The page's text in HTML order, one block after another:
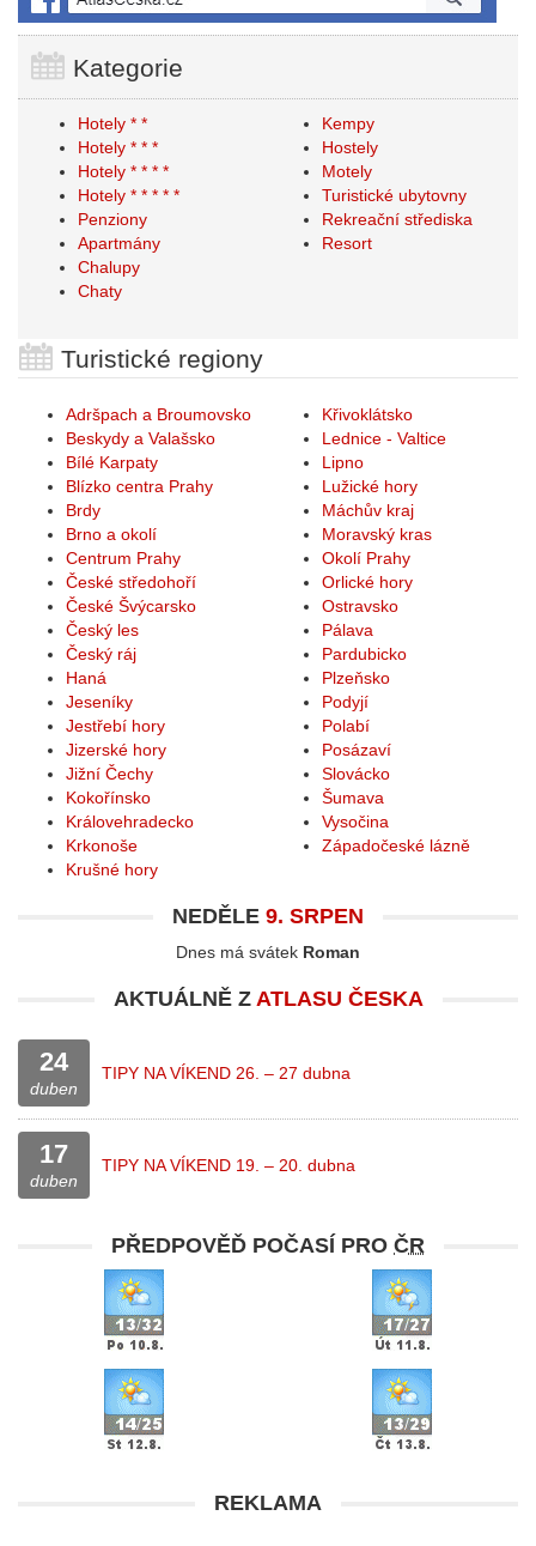
Kategorie
Hotely * *
Hotely * * *
Hotely * * * *
Hotely * * * * *
Penziony
Apartmány
Chalupy
Chaty
Kempy
Hostely
Motely
Turistické ubytovny
Rekreační střediska
Resort
Turistické regiony
Adršpach a Broumovsko
Beskydy a Valašsko
Bílé Karpaty
Blízko centra Prahy
Brdy
Brno a okolí
Centrum Prahy
České středohoří
České Švýcarsko
Český les
Český ráj
Haná
Jeseníky
Jestřebí hory
Jizerské hory
Jižní Čechy
Kokořínsko
Královehradecko
Krkonoše
Krušné hory
Křivoklátsko
Lednice - Valtice
Lipno
Lužické hory
Máchův kraj
Moravský kras
Okolí Prahy
Orlické hory
Ostravsko
Pálava
Pardubicko
Plzeňsko
Podyjí
Polabí
Posázaví
Slovácko
Šumava
Vysočina
Západočeské lázně
NEDĚLE 9. SRPEN
Dnes má svátek Roman
AKTUÁLNĚ Z ATLASU ČESKA
24
duben
TIPY NA VÍKEND 26. – 27 dubna
17
duben
TIPY NA VÍKEND 19. – 20. dubna
PŘEDPOVĚĎ POČASÍ PRO ČR
REKLAMA